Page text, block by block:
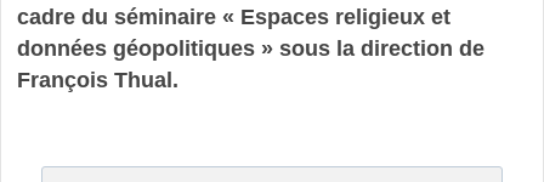
cadre du séminaire « Espaces religieux et
données géopolitiques » sous la direction de
François Thual.